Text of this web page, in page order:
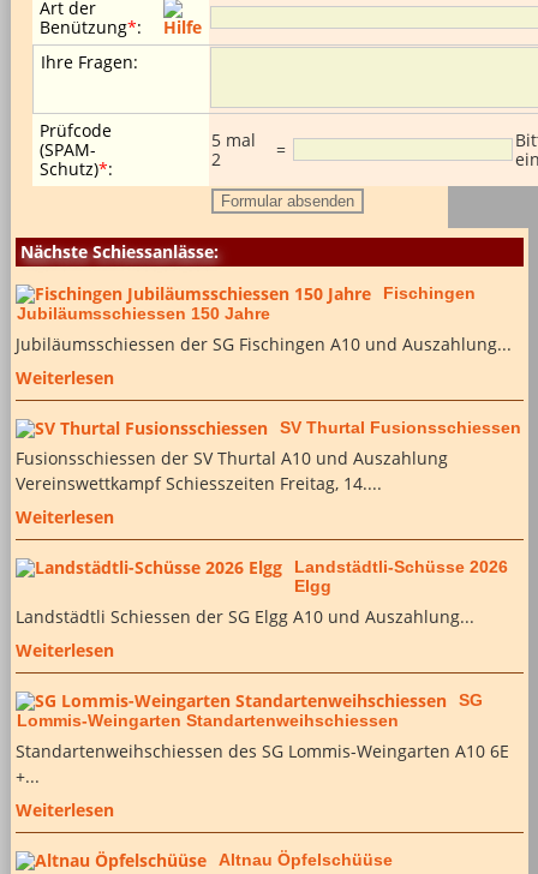
Art der
Benützung*:
Ihre Fragen:
Prüfcode
(SPAM-
Schutz)*:
5 mal
2
=
Nächste Schiessanlässe:
Fischingen
Jubiläumsschiessen 150 Jahre
Jubiläumsschiessen der SG Fischingen A10 und Auszahlung...
Weiterlesen
SV Thurtal Fusionsschiessen
Fusionsschiessen der SV Thurtal A10 und Auszahlung
Vereinswettkampf Schiesszeiten Freitag, 14....
Weiterlesen
Landstädtli-Schüsse 2026
Elgg
Landstädtli Schiessen der SG Elgg A10 und Auszahlung...
Weiterlesen
SG
Lommis-Weingarten Standartenweihschiessen
Standartenweihschiessen des SG Lommis-Weingarten A10 6E
+...
Weiterlesen
Altnau Öpfelschüüse